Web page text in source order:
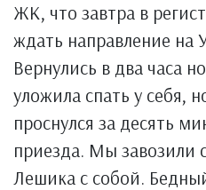
ЖК, что завтра в
ждать направление на
Вернулись в два часа
уложила спать у себя,
проснулся за десять
приезда. Мы завозили
Лешика с собой.